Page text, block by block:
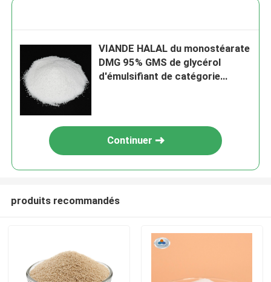
VIANDE HALAL du monostéarate
DMG 95% GMS de glycérol
d'émulsifiant de catégorie
Continuer
produits recommandés